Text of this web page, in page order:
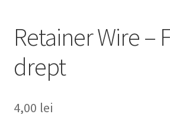
Retainer Wire –
drept
4,00 lei